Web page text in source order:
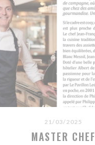
21/03/2025
MASTER CHEF